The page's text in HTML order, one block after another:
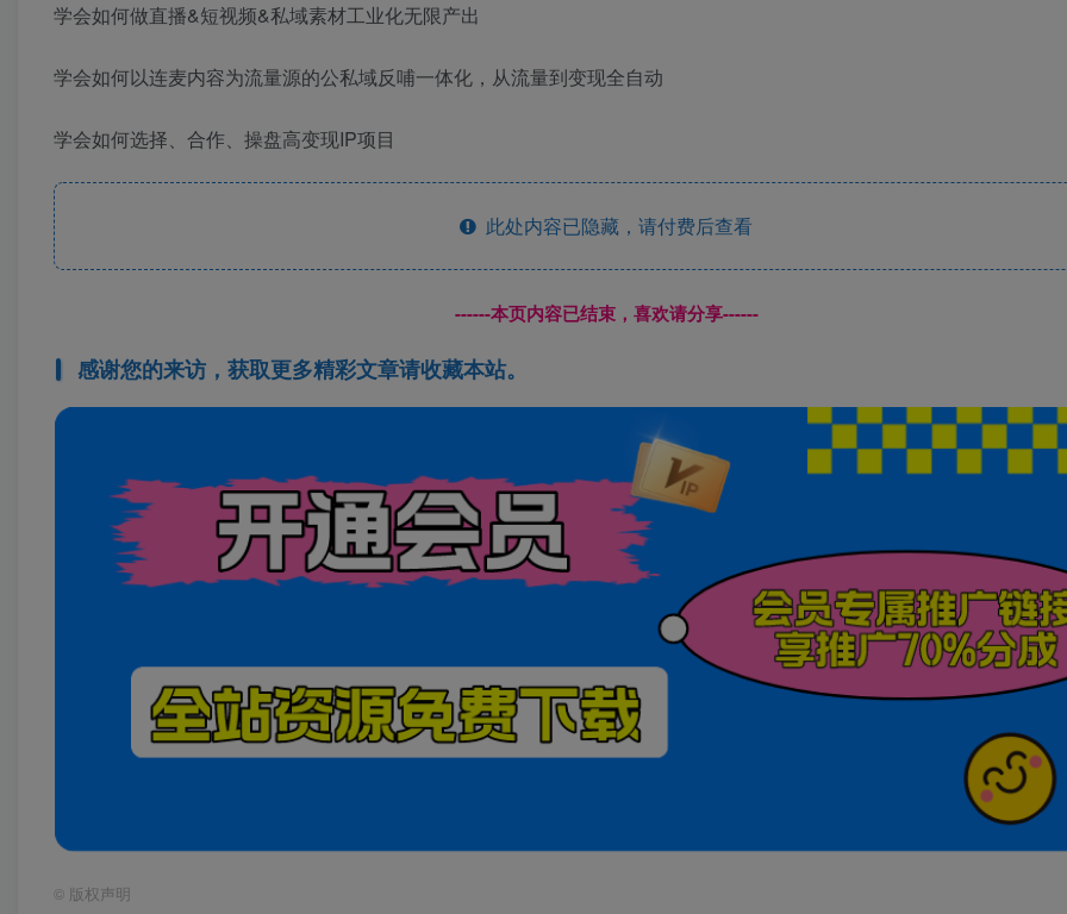
学会如何做直播&短视频&私域素材工业化无限产出
学会如何以连麦内容为流量源的公私域反哺一体化，从流量到变现全自动
学会如何选择、合作、操盘高变现IP项目
此处内容已隐藏，请付费后查看
------本页内容已结束，喜欢请分享------
感谢您的来访，获取更多精彩文章请收藏本站。
© 版权声明